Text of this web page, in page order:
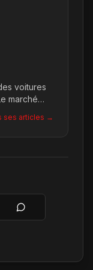
voitures
marché
sa marque
ses articles →